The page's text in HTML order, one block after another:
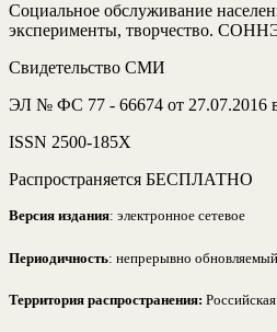
Социальное обслуживание
эксперименты, творчество.
Свидетельство СМИ
ЭЛ № ФС 77 - 66674 от
ISSN 2500-185Х
Распространяется БЕСПЛАТНО
Версия издания: электронное сетевое
Периодичность: непрерывно обновляемый
Территория распространения: